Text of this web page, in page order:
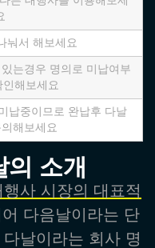
눠서 해보세요
는경우 명의로 미납여부
해보세요
납중이므로 완납후 다날
해보세요
의 소개
사 시장의 대표적
다음날이라는 단
날이라는 회사 명